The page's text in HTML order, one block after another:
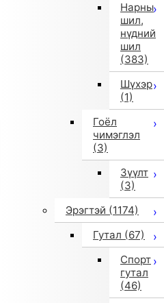
Нарны
шил,
нүдний
шил
(383)
Шүхэр
(1)
Гоёл
чимэглэл
(3)
Зүүлт
(3)
Эрэгтэй (1174)
Гутал (67)
Спорт
гутал
(46)